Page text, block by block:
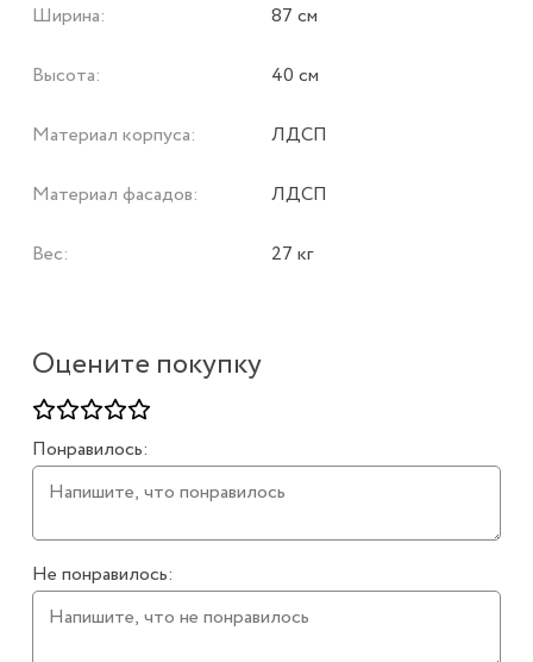
Оцените покупку
Понравилось:
Не понравилось:
Ширина: 87 см
Высота: 40 см
Материал корпуса: ЛДСП
Материал фасадов: ЛДСП
Вес: 27 кг